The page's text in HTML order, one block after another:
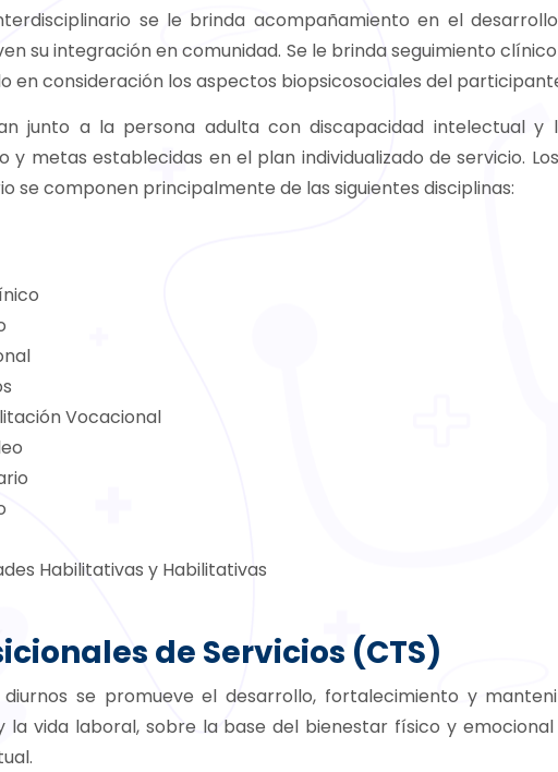
se le brinda acompañamiento en el
su integración en comunidad. Se le brinda seguimiento
en consideración los aspectos biopsicosociales del
junto a la persona adulta con discapacidad intelectual y
y metas establecidas en el plan individualizado de servicio.
se componen principalmente de las siguientes disciplinas:
Vocacional
Habilitativas y Habilitativas
de Servicios (CTS)
se promueve el desarrollo, fortalecimiento y
la vida laboral, sobre la base del bienestar físico y